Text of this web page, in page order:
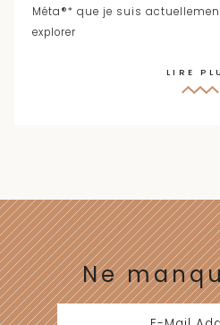
Méta®* que je suis
explorer
LIRE
Ne